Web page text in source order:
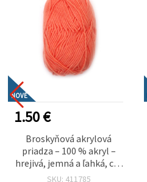
NOVÉ
1.50 €
Broskyňová akrylová
priadza – 100 % akryl –
hrejivá, jemná a ľahká, cca
50 g
SKU: 411785